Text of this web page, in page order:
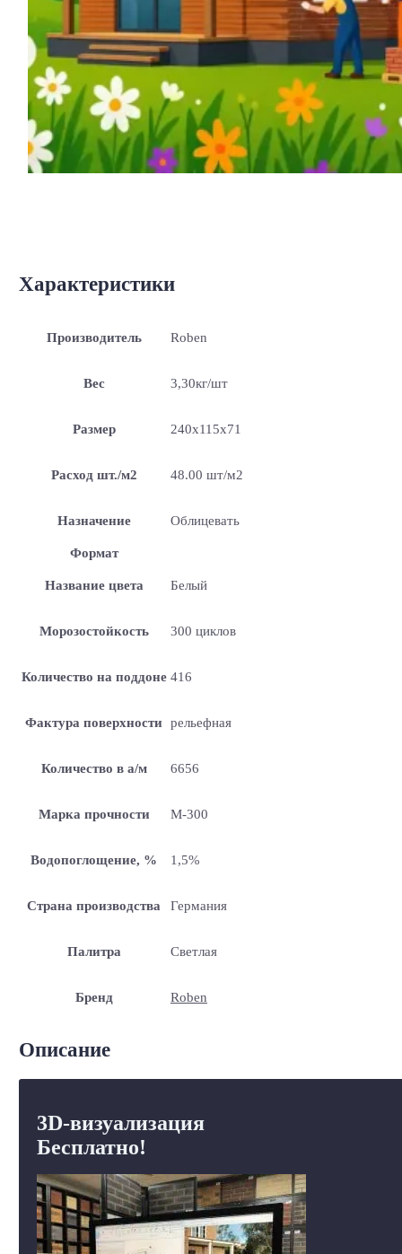
Характеристики
Производитель Roben
Вес 3,30кг/шт
Размер 240x115x71
Расход шт./м2 48.00 шт/м2
Назначение Облицевать
Формат
Название цвета Белый
Морозостойкость 300 циклов
Количество на поддоне 416
Фактура поверхности рельефная
Количество в а/м 6656
Марка прочности М-300
Водопоглощение, % 1,5%
Страна производства Германия
Палитра Светлая
Бренд Roben
Описание
3D-визуализация
Бесплатно!